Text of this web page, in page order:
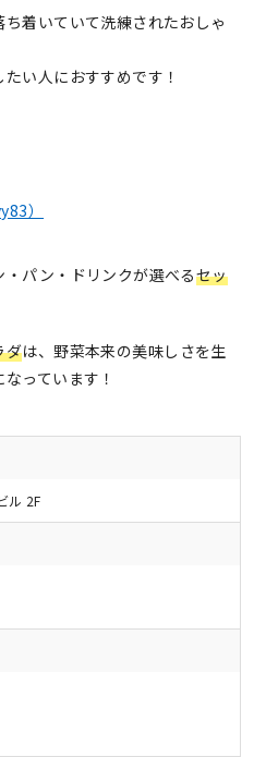
着いていて洗練されたおしゃ
い人におすすめです！
）
パン・ドリンクが選べるセッ
ダは、野菜本来の美味しさを生
っています！
ル 2F